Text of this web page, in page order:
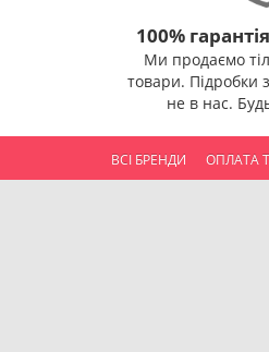
100%
Ми продаємо
товари. Підробки
не в нас.
ВСІ БРЕНДИ ОПЛАТА